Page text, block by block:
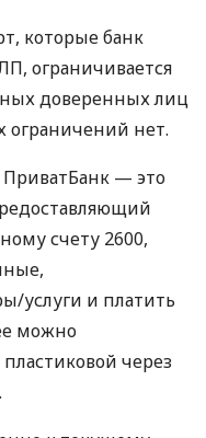
которые банк
ограничивается
доверенных лиц
нет.
ПриватБанк — это
счету 2600,
услуги и платить
можно
через